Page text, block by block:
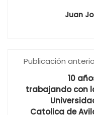
Juan
Publicación
10
trabajando con
Catolica de